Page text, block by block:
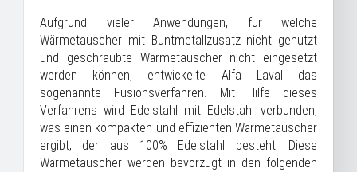
Aufgrund vieler Anwendungen, für welche
Wärmetauscher mit Buntmetallzusatz nicht genutzt
und geschraubte Wärmetauscher nicht eingesetzt
werden können, entwickelte Alfa Laval das
sogenannte Fusionsverfahren. Mit Hilfe dieses
Verfahrens wird Edelstahl mit Edelstahl verbunden,
was einen kompakten und effizienten Wärmetauscher
ergibt, der aus 100% Edelstahl besteht. Diese
Wärmetauscher werden bevorzugt in den folgenden